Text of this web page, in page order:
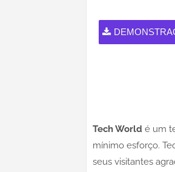
Tech World é um
mínimo esforço.
seus visitantes